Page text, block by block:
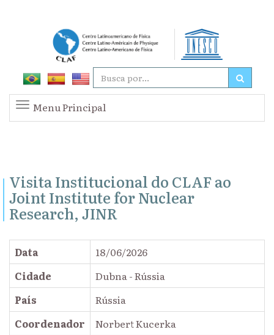
Menu Principal
Visita Institucional do CLAF ao
Joint Institute for Nuclear
Research, JINR
Data
18/06/2026
Cidade
Dubna - Rússia
País
Rússia
Coordenador
Norbert Kucerka